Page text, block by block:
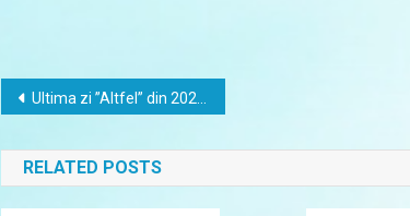
Navigare
în
articole
Ultima zi ”Altfel” din 2023 în aer liber
RELATED POSTS